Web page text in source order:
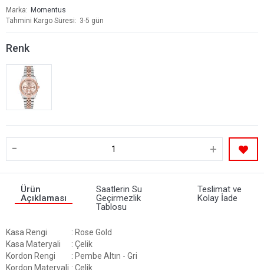
Marka
Momentus
Tahmini Kargo Süresi
3-5 gün
Renk
- +
Ürün
Açıklaması
Saatlerin Su
Geçirmezlik
Tablosu
Teslimat ve
Kolay İade
Kasa Rengi
: Rose Gold
Kasa Materyali
: Çelik
Kordon Rengi
: Pembe Altın - Gri
Kordon Materyali : Çelik